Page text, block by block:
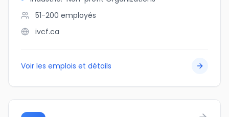
51-200 employés
ivcf.ca
Voir les emplois et détails